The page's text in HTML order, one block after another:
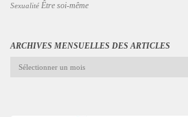
Sexualité Être soi-même
ARCHIVES MENSUELLES DES ARTICLES
Archives